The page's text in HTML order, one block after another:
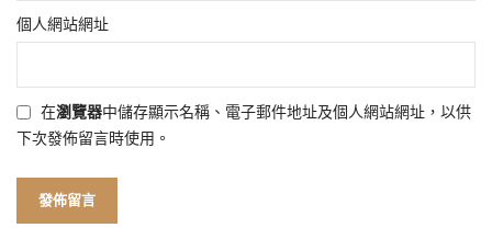
個人網站網址
在瀏覽器中儲存顯示名稱、電子郵件地址及個人網站網址，以供
下次發佈留言時使用。